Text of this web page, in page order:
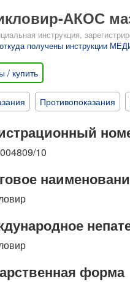
АКОС
инструкция,
откуда получены инструкции
/ купить
Противопоказания
10
форма